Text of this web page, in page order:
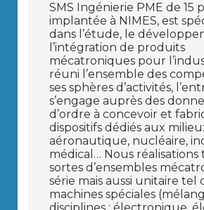
SMS Ingénierie PME de 15
implantée à NIMES, est
dans l’étude, le
l’intégration de produits
mécatroniques pour
réuni l’ensemble des
ses sphères d’activités,
s’engage auprès des
d’ordre à concevoir et
dispositifs dédiés aux
aéronautique, nucléaire,
médical… Nous réalisations
sortes d’ensembles
série mais aussi unitaire tel
machines spéciales